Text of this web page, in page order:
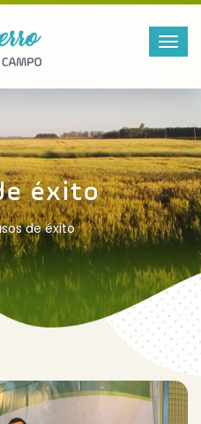
éxito
de éxito